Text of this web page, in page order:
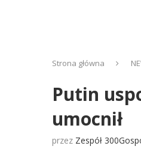
Strona główna
Putin
umocnił
przez Zespół